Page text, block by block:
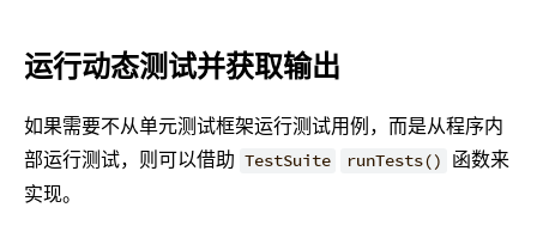
运行动态测试并获取输出
如果需要不从单元测试框架运行测试用例，而是从程序内
部运行测试，则可以借助 TestSuite runTests()
函数来
实现。